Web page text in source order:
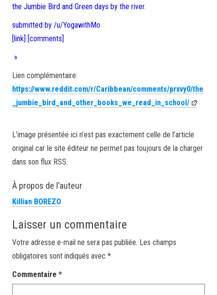
the Jumbie Bird and Green days by the river.
submitted by /u/YogawithMo
[link] [comments]
»
Lien complémentaire:
https://www.reddit.com/r/Caribbean/comments/prxvy0/the
_jumbie_bird_and_other_books_we_read_in_school/
L’image présentée ici n’est pas exactement celle de l’article
original car le site éditeur ne permet pas toujours de la charger
dans son flux RSS.
À propos de l’auteur
Killian BOREZO
Laisser un commentaire
Votre adresse e-mail ne sera pas publiée. Les champs
obligatoires sont indiqués avec *
Commentaire *